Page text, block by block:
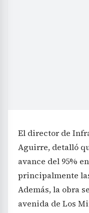
El director de
Aguirre, detalló
avance del 95%
principalmente
Además, la obra
avenida de Los